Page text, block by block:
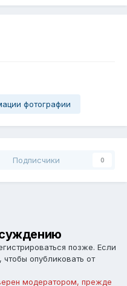
фотографии
Подписчики 0
позже. Если
, чтобы опубликовать от
модератором, прежде